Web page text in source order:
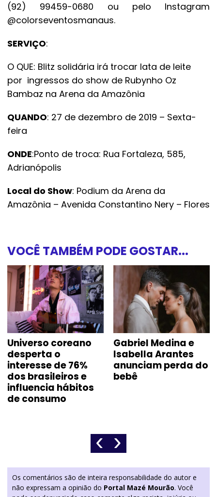
(92) 99459-0680 ou pelo Instagram
@colorseventosmanaus.
SERVIÇO:
O QUE: Blitz solidária irá trocar lata de leite
por ingressos do show de Rubynho Oz
Bambaz na Arena da Amazônia
QUANDO: 27 de dezembro de 2019 – Sexta-
feira
ONDE:Ponto de troca: Rua Fortaleza, 585,
Adrianópolis
Local do Show: Podium da Arena da
Amazônia – Avenida Constantino Nery – Flores
VOCÊ TAMBÉM PODE GOSTAR...
Universo coreano
desperta o
interesse de 76%
dos brasileiros e
influencia hábitos
de consumo
Gabriel Medina e
Isabella Arantes
anunciam perda do
bebê
‹ ›
Os comentários são de inteira responsabilidade do autor e
não expressam a opinião do Portal Mazé Mourão. Você